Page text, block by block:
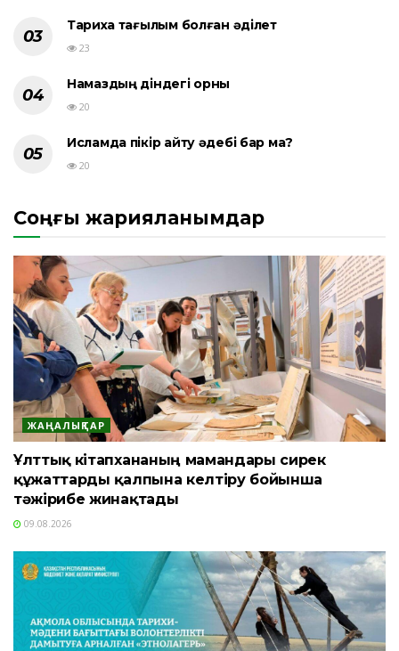
Тарихқа тағылым болған әділет
23
Намаздың діндегі орны
20
Исламда пікір айту әдебі бар ма?
20
Соңғы жарияланымдар
ЖАҢАЛЫҚТАР
Ұлттық кітапхананың мамандары сирек
құжаттарды қалпына келтіру бойынша
тәжірибе жинақтады
09.08.2026